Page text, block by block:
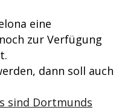
eine
zur Verfügung
dann soll auch
sind Dortmunds